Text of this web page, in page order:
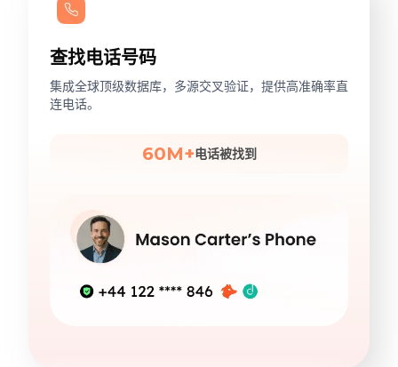
查找电话号码
集成全球顶级数据库，多源交叉验证，提供高准确率直
连电话。
60M+电话被找到